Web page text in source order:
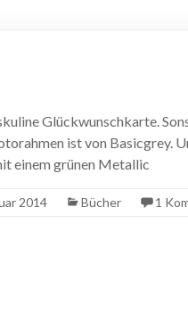
Glückwunschkarte.
ist von Basicgrey.
einem grünen Metallic
2014 Bücher 1